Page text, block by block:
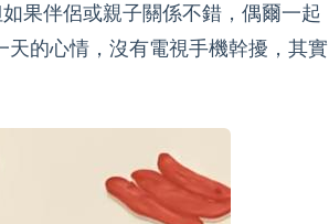
果伴侶或親子關係不錯，偶爾一起
的心情，沒有電視手機幹擾，其實